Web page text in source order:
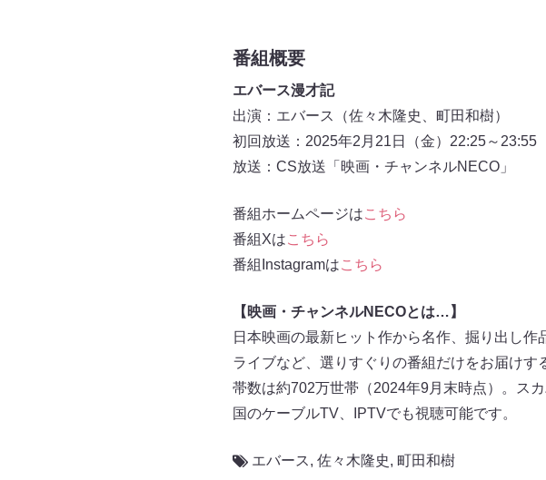
番組概要
エバース漫才記
出演：エバース（佐々木隆史、町田和樹）
初回放送：2025年2月21日（金）22:25～23:55
放送：CS放送「映画・チャンネルNECO」
番組ホームページはこちら
番組Xはこちら
番組Instagramはこちら
【映画・チャンネルNECOとは…】
日本映画の最新ヒット作から名作、掘り出し
ライブなど、選りすぐりの番組だけをお届け
帯数は約702万世帯（2024年9月末時点）。ス
国のケーブルTV、IPTVでも視聴可能です。
エバース, 佐々木隆史, 町田和樹